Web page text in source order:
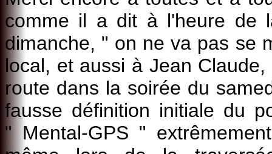
comme il a dit à l'heure de
dimanche, " on ne va pas se
local, et aussi à Jean
route dans la soirée du
fausse définition initiale du
" Mental-GPS "